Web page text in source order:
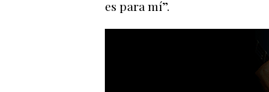
es para mí”.